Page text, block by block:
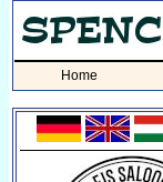
Home